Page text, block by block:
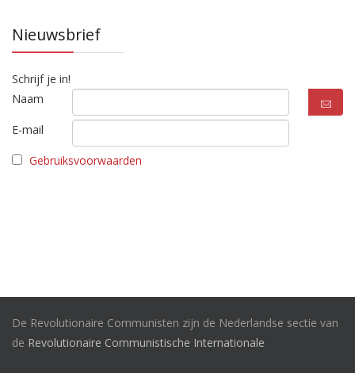
Nieuwsbrief
Schrijf je in!
Naam
E-mail
Gebruiksvoorwaarden
De Revolutionaire Communisten zijn de Nederlandse sectie van
de Revolutionaire Communistische Internationale